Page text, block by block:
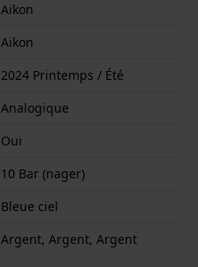
Aikon
Aikon
2024 Printemps / Été
Analogique
Oui
10 Bar (nager)
Bleue ciel
Argent, Argent, Argent